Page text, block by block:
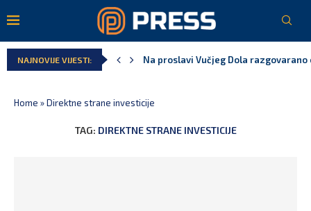
NAJNOVIJE VIJESTI: Na proslavi Vučjeg Dola
Home »Direktne strane investicije
TAG: DIREKTNE STRANE INVESTICIJE